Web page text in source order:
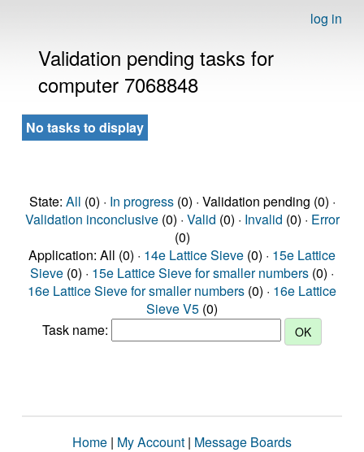
log in
Validation pending tasks for
computer 7068848
No tasks to display
State: All (0) · In progress(0) · Validation pending (0) ·
Validation inconclusive(0) · Valid (0) · Invalid (0) · Error
(0)
Application: All (0) · 14e Lattice Sieve (0) · 15e Lattice
Sieve (0) · 15e Lattice Sieve for smaller numbers (0) ·
16e Lattice Sieve for smaller numbers (0) · 16e Lattice
Sieve V5 (0)
Task name:
Home | My Account | Message Boards